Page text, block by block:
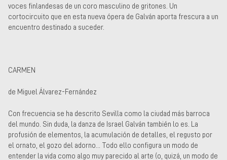
voces finlandesas de un coro masculino de gritones. Un
cortocircuito que en esta nueva ópera de Galván aporta frescura a un
encuentro destinado a suceder.
CARMEN
de Miguel Álvarez-Fernández
Con frecuencia se ha descrito Sevilla como la ciudad más barroca
del mundo. Sin duda, la danza de Israel Galván también lo es. La
profusión de elementos, la acumulación de detalles, el regusto por
el ornato, el gozo del adorno... Todo ello configura un modo de
entender la vida como algo muy parecido al arte (o, quizá, un modo de